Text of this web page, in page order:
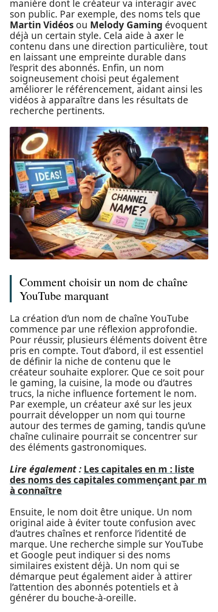
manière dont le créateur va interagir avec
son public. Par exemple, des noms tels que
Martin Vidéos ou Melody Gaming évoquent
déjà un certain style. Cela aide à axer le
contenu dans une direction particulière, tout
en laissant une empreinte durable dans
l’esprit des abonnés. Enfin, un nom
soigneusement choisi peut également
améliorer le référencement, aidant ainsi les
vidéos à apparaître dans les résultats de
recherche pertinents.
Comment choisir un nom de chaîne
YouTube marquant
La création d’un nom de chaîne YouTube
commence par une réflexion approfondie.
Pour réussir, plusieurs éléments doivent être
pris en compte. Tout d’abord, il est essentiel
de définir la niche de contenu que le
créateur souhaite explorer. Que ce soit pour
le gaming, la cuisine, la mode ou d’autres
trucs, la niche influence fortement le nom.
Par exemple, un créateur axé sur les jeux
pourrait développer un nom qui tourne
autour des termes de gaming, tandis qu’une
chaîne culinaire pourrait se concentrer sur
des éléments gastronomiques.
Lire également : Les capitales en m : liste
des noms des capitales commençant par m
à connaître
Ensuite, le nom doit être unique. Un nom
original aide à éviter toute confusion avec
d’autres chaînes et renforce l’identité de
marque. Une recherche simple sur YouTube
et Google peut indiquer si des noms
similaires existent déjà. Un nom qui se
démarque peut également aider à attirer
l’attention des abonnés potentiels et à
générer du bouche-à-oreille.